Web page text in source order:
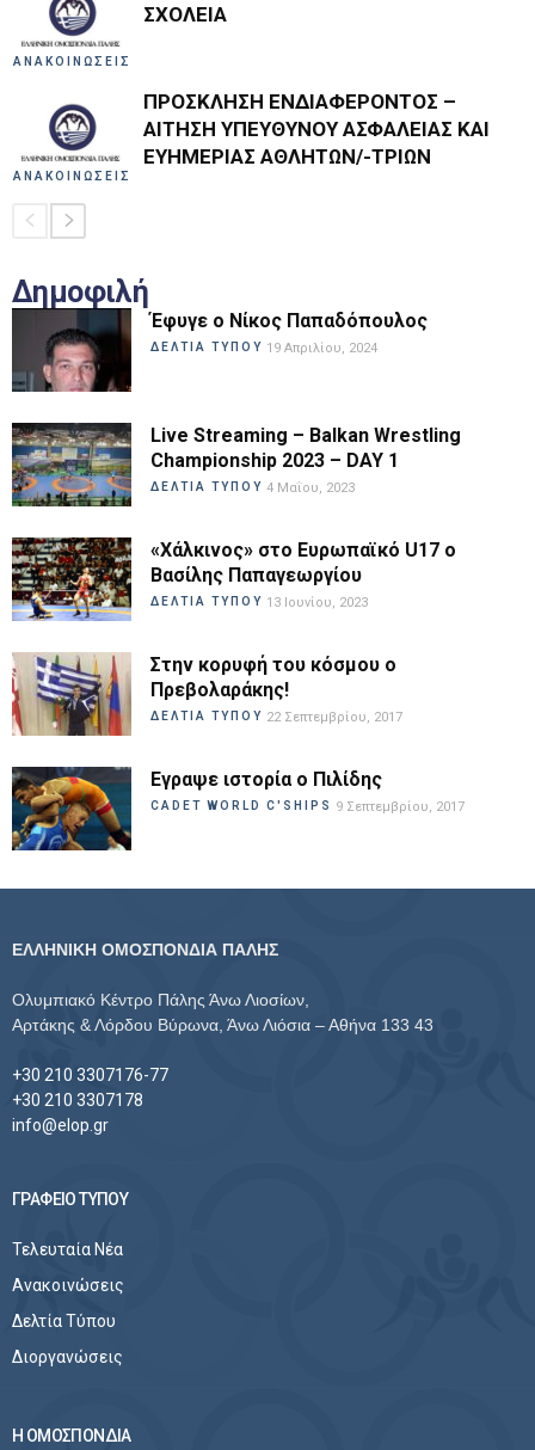
ΑΝΑΚΟΙΝΩΣΕΙΣ
ΣΧΟΛΕΙΑ
ΑΝΑΚΟΙΝΩΣΕΙΣ
ΠΡΟΣΚΛΗΣΗ ΕΝΔΙΑΦΕΡΟΝΤΟΣ –
ΑΙΤΗΣΗ ΥΠΕΥΘΥΝΟΥ ΑΣΦΑΛΕΙΑΣ ΚΑΙ
ΕΥΗΜΕΡΙΑΣ ΑΘΛΗΤΩΝ/-ΤΡΙΩΝ
Δημοφιλή
Έφυγε ο Νίκος Παπαδόπουλος
ΔΕΛΤΙΑ ΤΥΠΟΥ 19 Απριλίου, 2024
Live Streaming – Balkan Wrestling
Championship 2023 – DAY 1
ΔΕΛΤΙΑ ΤΥΠΟΥ 4 Μαΐου, 2023
«Χάλκινος» στο Ευρωπαϊκό U17 ο
Βασίλης Παπαγεωργίου
ΔΕΛΤΙΑ ΤΥΠΟΥ 13 Ιουνίου, 2023
Στην κορυφή του κόσμου ο
Πρεβολαράκης!
ΔΕΛΤΙΑ ΤΥΠΟΥ 22 Σεπτεμβρίου, 2017
Εγραψε ιστορία ο Πιλίδης
CADET WORLD C'SHIPS 9 Σεπτεμβρίου, 2017
ΕΛΛΗΝΙΚΗ ΟΜΟΣΠΟΝΔΙΑ ΠΑΛΗΣ
Ολυμπιακό Κέντρο Πάλης Άνω Λιοσίων,
Αρτάκης & Λόρδου Βύρωνα, Άνω Λιόσια – Αθήνα 133 43
+30 210 3307176-77
+30 210 3307178
info@elop.gr
ΓΡΑΦΕΙΟ ΤΥΠΟΥ
Τελευταία Νέα
Ανακοινώσεις
Δελτία Τύπου
Διοργανώσεις
Η ΟΜΟΣΠΟΝΔΙΑ